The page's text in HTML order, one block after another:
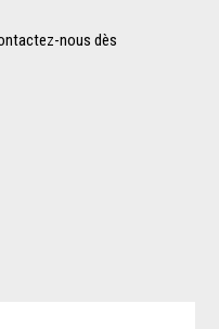
nous dès